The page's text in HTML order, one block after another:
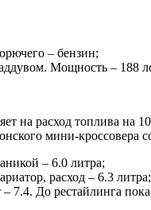
– бензин;
Мощность – 188
на расход топлива
мини-кроссовера
– 6.0 литра;
расход – 6.3 литра;
7.4. До рестайлинга